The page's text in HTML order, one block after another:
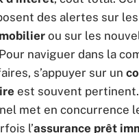
des alertes sur
ou sur les
naviguer dans la
s’appuyer sur un
est souvent
met en concurrence
l’assurance prêt